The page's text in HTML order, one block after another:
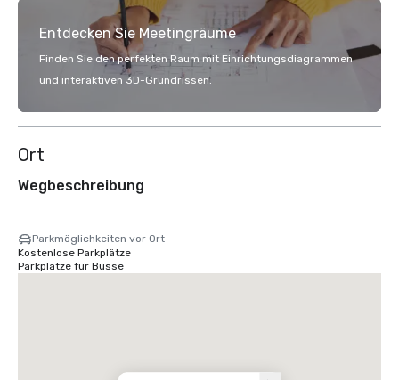
Entdecken Sie Meetingräume
Finden Sie den perfekten Raum mit Einrichtungsdiagrammen
und interaktiven 3D-Grundrissen.
Ort
Wegbeschreibung
Parkmöglichkeiten vor Ort
Kostenlose Parkplätze
Parkplätze für Busse